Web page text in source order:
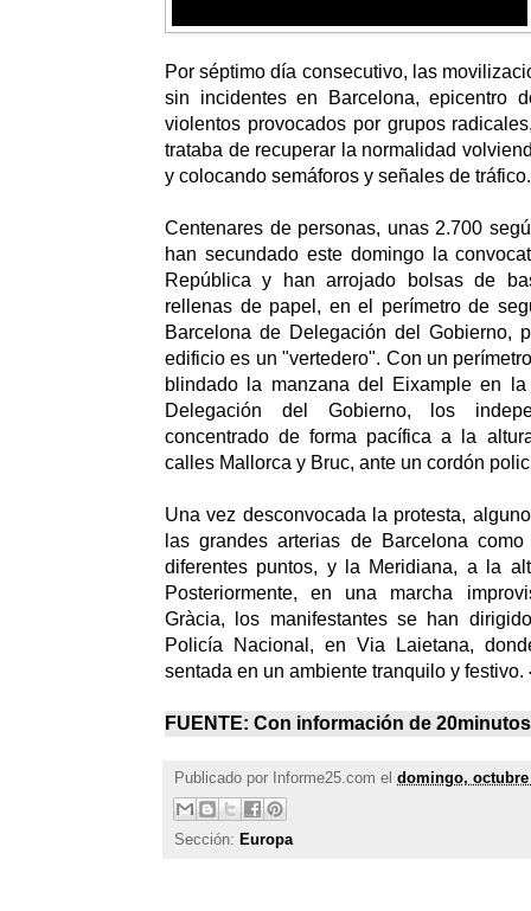
Por séptimo día consecutivo, las
sin incidentes en Barcelona, epicentro
violentos provocados por grupos
trataba de recuperar la normalidad
y colocando semáforos y señales de tráfico.
Centenares de personas, unas 2.700
han secundado este domingo la
República y han arrojado bolsas de
rellenas de papel, en el perímetro de
Barcelona de Delegación del Gobierno,
edificio es un "vertedero". Con un
blindado la manzana del Eixample en
Delegación del Gobierno, los
concentrado de forma pacífica a la
calles Mallorca y Bruc, ante un cordón
Una vez desconvocada la protesta,
las grandes arterias de Barcelona
diferentes puntos, y la Meridiana, a la
Posteriormente, en una marcha
Gràcia, los manifestantes se han
Policía Nacional, en Via Laietana,
sentada en un ambiente tranquilo y festivo.
FUENTE: Con información de
Publicado por Informe25.com el domingo, octubre
Sección: Europa